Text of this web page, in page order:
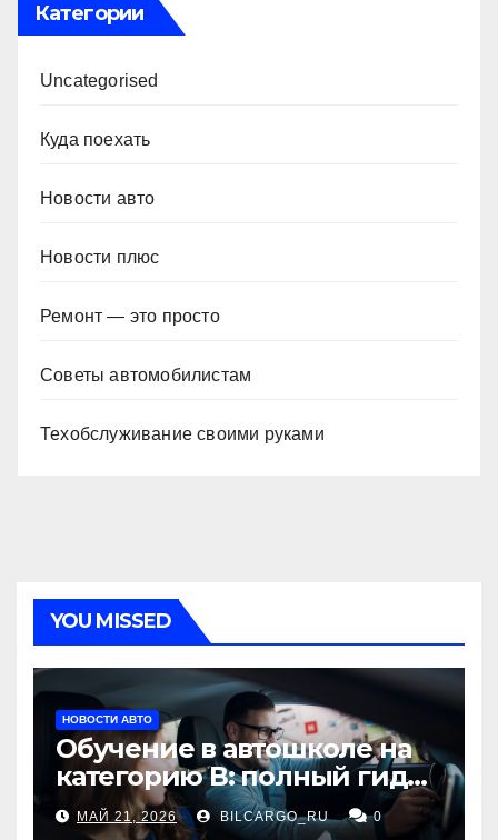
Категории
Uncategorised
Куда поехать
Новости авто
Новости плюс
Ремонт — это просто
Советы автомобилистам
Техобслуживание своими руками
YOU MISSED
НОВОСТИ АВТО
Обучение в автошколе на
категорию В: полный гид
для будущих водителей
МАЙ 21, 2026 BILCARGO_RU 0